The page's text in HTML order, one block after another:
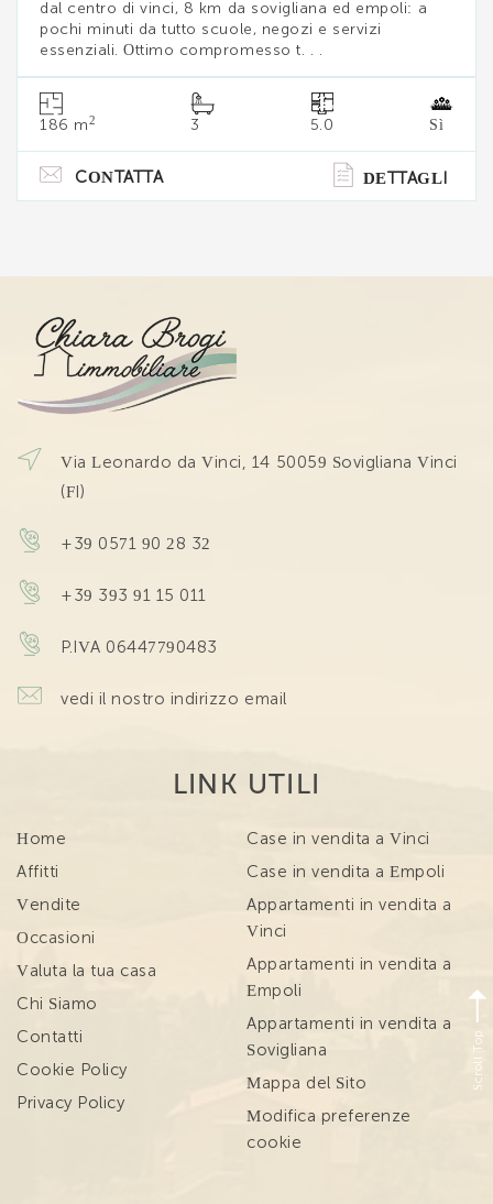
dal centro di vinci, 8 km da sovigliana ed empoli: a
pochi minuti da tutto scuole, negozi e servizi
essenziali. Ottimo compromesso t. . .
186 m 2 3 5.0 Sì
CONTATTA DETTAGLI
Via Leonardo da Vinci, 14 50059 Sovigliana Vinci
(FI)
+39 0571 90 28 32
+39 393 91 15 011
P.IVA 06447790483
vedi il nostro indirizzo email
LINK UTILI
Home
Affitti
Vendite
Occasioni
Valuta la tua casa
Chi Siamo
Contatti
Cookie Policy
Privacy Policy
Case in vendita a Vinci
Case in vendita a Empoli
Appartamenti in vendita a
Vinci
Appartamenti in vendita a
Empoli
Appartamenti in vendita a
Sovigliana
Mappa del Sito
Modifica preferenze
cookie
Scroll Top